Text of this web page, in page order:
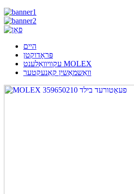
היים
פּראָדוקטן
עקוויוואַלענט MOLEX
וואַשמאַשין קאַנעקטער